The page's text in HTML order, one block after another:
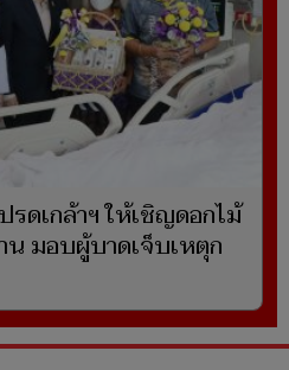
ดเกล้าฯ ให้เชิญดอกไม้
น มอบผู้บาดเจ็บเหตุก